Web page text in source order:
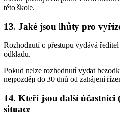
této škole.
13. Jaké jsou lhůty pro
Rozhodnutí o přestupu vydává
odkladu.
Pokud nelze rozhodnutí vydat
nejpozději do 30 dnů od zahájení
14. Kteří jsou další účastníci
situace